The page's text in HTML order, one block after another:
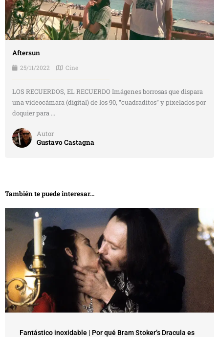
Aftersun
25/11/2022 Cine
LOS RECUERDOS, EL RECUERDO Imágenes borrosas que dispara
una videocámara (digital) de los 90, “cuadraditos” y pixelados por
doquier para ...
Autor
Gustavo Castagna
También te puede interesar...
Fantástico inoxidable | Por qué Bram Stoker’s Dracula es